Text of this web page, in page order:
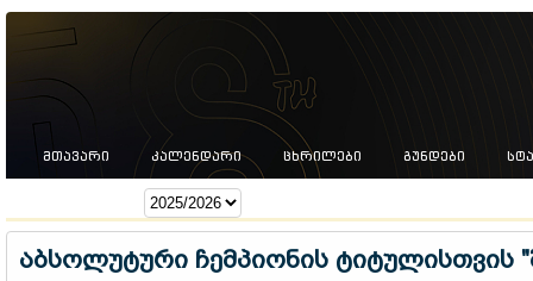
ᲛᲗᲐᲕᲐᲠᲘ ᲙᲐᲚᲔᲜᲓᲐᲠᲘ ᲪᲮᲠᲘᲚᲔᲑᲘ ᲒᲣᲜᲓᲔᲑᲘ
აბსოლუტური ჩემპიონის ტიტულისთვის